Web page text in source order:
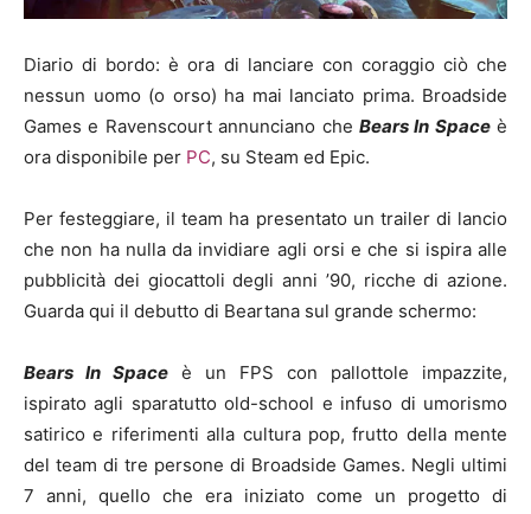
Diario di bordo: è ora di lanciare con coraggio ciò che
nessun uomo (o orso) ha mai lanciato prima. Broadside
Games e Ravenscourt annunciano che Bears In Spaceè
ora disponibile per PC, su Steam ed Epic.
Per festeggiare, il team ha presentato un trailer di lancio
che non ha nulla da invidiare agli orsi e che si ispira alle
pubblicità dei giocattoli degli anni ’90, ricche di azione.
Guarda qui il debutto di Beartana sul grande schermo:
Bears In Space è un FPS con pallottole impazzite,
ispirato agli sparatutto old-school e infuso di umorismo
satirico e riferimenti alla cultura pop, frutto della mente
del team di tre persone di Broadside Games. Negli ultimi
7 anni, quello che era iniziato come un progetto di